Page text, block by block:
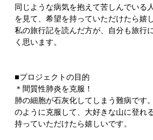
同じような病気を抱えて苦しんでいる
を見て、希望を持っていただけたら嬉
私の旅行記を読んだ方が、自分も旅行
く思います。
■プロジェクトの目的
＊間質性肺炎を克服！
肺の細胞が石灰化してしまう難病です
のように克服して、大好きな山に登れ
持っていただけたら嬉しいです。